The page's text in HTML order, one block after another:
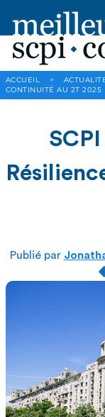
ACCUEIL >
CONTINUITÉ AU 2T 2025
Publié par